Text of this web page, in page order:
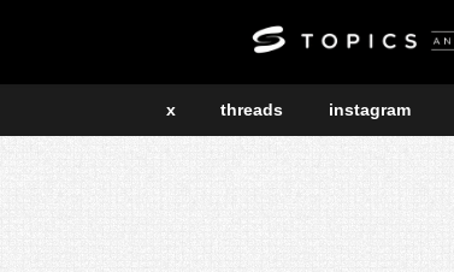
x threads instagram